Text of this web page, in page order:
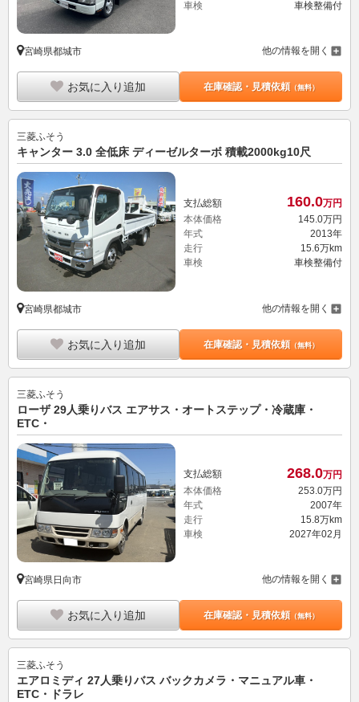
車検
車検整備付
宮崎県都城市 他の情報を開く
お気に入り追加 在庫確認・見積依頼（無料）
三菱ふそう
キャンター 3.0 全低床 ディーゼルターボ 積載2000kg10尺
支払総額 160.0万円
本体価格
145.0万円
年式
2013年
走行
15.6万km
車検
車検整備付
宮崎県都城市 他の情報を開く
お気に入り追加 在庫確認・見積依頼（無料）
三菱ふそう
ローザ 29人乗りバス エアサス・オートステップ・冷蔵庫・
ETC・
支払総額 268.0万円
本体価格
253. 0万円
年式
2007年
走行
15.8万km
車検
2027年02月
宮崎県日向市 他の情報を開く
お気に入り追加 在庫確認・見積依頼（無料）
三菱ふそう
エアロミディ 27人乗りバス バックカメラ・マニュアル車・
ETC・ドラレ